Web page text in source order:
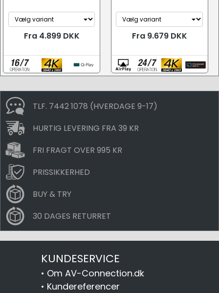
Fra 4.899 DKK Fra 9.679 DKK
TLF. 7442 1078 (HVERDAGE 9-17)
HURTIG LEVERING FRA 39 KR
FRI FRAGT OVER 995 KR
PRISSIKKERHED
BUY & TRY
30 DAGES RETURRET
KUNDESERVICE
• Om AV-Connection.dk
• Kundereferencer